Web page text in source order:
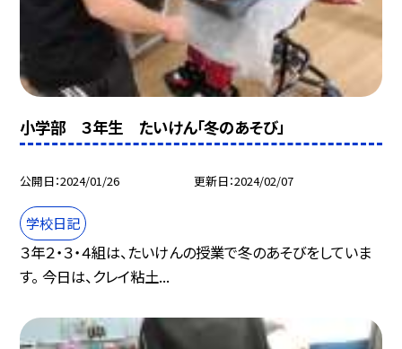
小学部 ３年生 たいけん「冬のあそび」
公開日 2024/01/26 更新日 2024/02/07
学校日記
３年２・３・４組は、たいけんの授業で冬のあそびをしていま
す。 今日は、クレイ粘土...